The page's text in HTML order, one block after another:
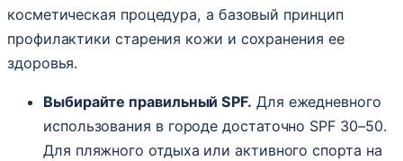
косметическая процедура, а базовый принцип
профилактики старения кожи и сохранения ее
здоровья.
Выбирайте правильный SPF. Для ежедневного
использования в городе достаточно SPF 30–50.
Для пляжного отдыха или активного спорта на